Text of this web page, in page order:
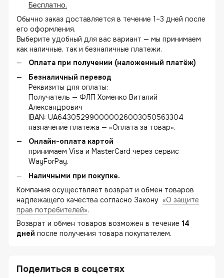
Бесплатно.
Обычно заказ доставляется в течение 1–3 дней после
его оформления.
Выберите удобный для вас вариант — мы принимаем
как наличные, так и безналичные платежи.
Оплата при получении (наложенный платёж)
Безналичный перевод
Реквизиты для оплаты:
Получатель — ФЛП Хоменко Виталий
Александрович
IBAN: UA643052990000026003050563304
назначение платежа — «Оплата за товар».
Онлайн-оплата картой
принимаем Visa и MasterCard через сервис
WayForPay.
Наличными при покупке.
Компания осуществляет возврат и обмен товаров
надлежащего качества согласно Закону «О защите
прав потребителей».
Возврат и обмен товаров возможен в течение 14
дней после получения товара покупателем.
Поделиться в соцсетях